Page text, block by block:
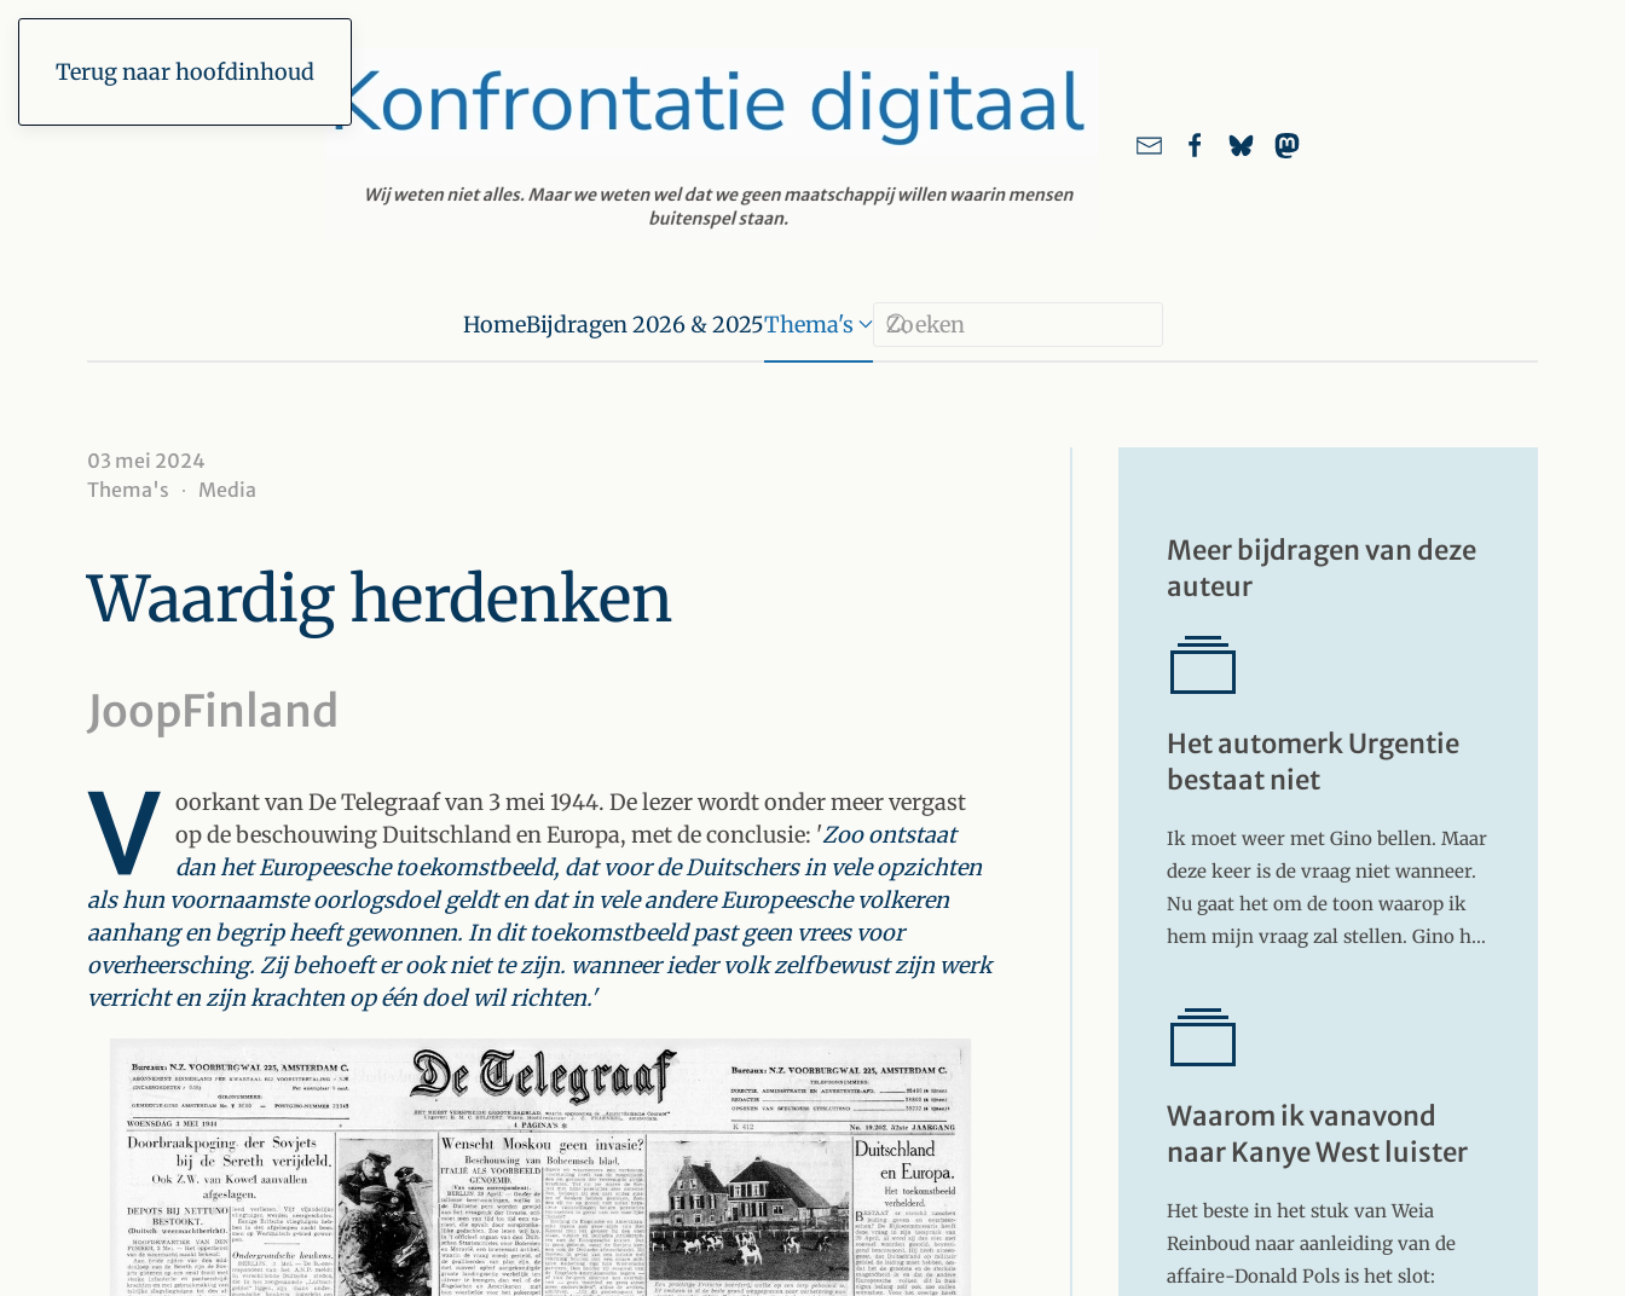
Terug naar hoofdinhoud
HomeBijdragen 2026 & 2025Thema's
03 mei 2024
Thema's
Media
Waardig herdenken
JoopFinland
V oorkant van De Telegraaf van 3 mei 1944. De lezer wordt onder meer vergast
op de beschouwing Duitschland en Europa, met de conclusie: 'Zoo ontstaat
dan het Europeesche toekomstbeeld, dat voor de Duitschers in vele opzichten
als hun voornaamste oorlogsdoel geldt en dat in vele andere Europeesche volkeren
aanhang en begrip heeft gewonnen. In dit toekomstbeeld past geen vrees voor
overheersching. Zij behoeft er ook niet te zijn. wanneer ieder volk zelfbewust zijn werk
verricht en zijn krachten op één doel wil richten.'
Meer bijdragen van deze
auteur
Het automerk Urgentie
bestaat niet
Ik moet weer met Gino bellen. Maar
deze keer is de vraag niet wanneer.
Nu gaat het om de toon waarop ik
hem mijn vraag zal stellen. Gino h…
Waarom ik vanavond
naar Kanye West luister
Het beste in het stuk van Weia
Reinboud naar aanleiding van de
affaire-Donald Pols is het slot: